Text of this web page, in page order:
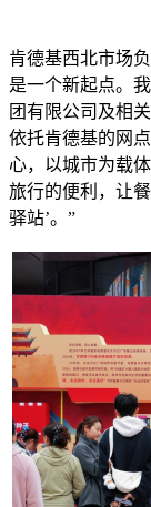
肯德基西北市场
是一个新起点。
团有限公司及相
依托肯德基的网
心，以城市为载
旅行的便利，让
驿站’。”